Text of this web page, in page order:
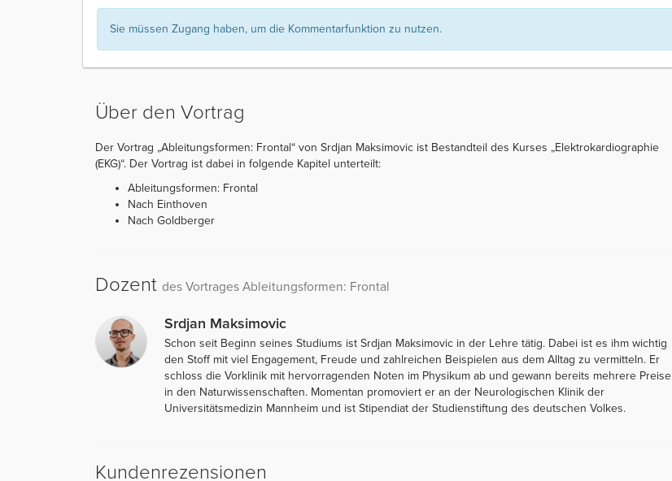
Sie müssen Zugang haben, um die Kommentarfunktion zu nutzen.
Über den Vortrag
Der Vortrag „Ableitungsformen: Frontal“ von Srdjan Maksimovic ist Bestandteil des Kurses „Elektrokardiographie
(EKG)“. Der Vortrag ist dabei in folgende Kapitel unterteilt:
Ableitungsformen: Frontal
Nach Einthoven
Nach Goldberger
Dozent des Vortrages Ableitungsformen: Frontal
Srdjan Maksimovic
Schon seit Beginn seines Studiums ist Srdjan Maksimovic in der Lehre tätig. Dabei ist es ihm wichtig
den Stoff mit viel Engagement, Freude und zahlreichen Beispielen aus dem Alltag zu vermitteln. Er
schloss die Vorklinik mit hervorragenden Noten im Physikum ab und gewann bereits mehrere Preise
in den Naturwissenschaften. Momentan promoviert er an der Neurologischen Klinik der
Universitätsmedizin Mannheim und ist Stipendiat der Studienstiftung des deutschen Volkes.
Kundenrezensionen